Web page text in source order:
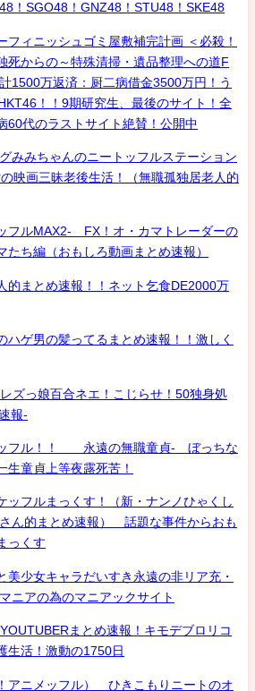
！SGO48！GNZ48！STU48！SKE48
フィニッシュゴミ屋敷補完計画 ＜必殺！
死からの～特殊清掃・遺品整理への道F
1500万返済：厨二病借金3500万円！う
！！9期研究生、最後のサイト！全
60代のラストサイト絶賛！公開中
みみちゃんのニートッフルステーション
映画三昧老後生活！（無職孤独居老人的
フルMAX2- FX！オ・カマトレーダーの
ち編（おもしろ動画まとめ速報）
的まとめ速報！！ネット乞食DE2000万
ハゲ男の髪ってるまとめ速報！！激しく
ズっ娘百合ネエ！こじらせ！50独身処
報-
ッフル！！ 永遠の無職童貞- ぼっちな
生童貞上等夜露死苦！
ッフルまっくす！（新・ナンノひゃくし
ん的まとめ速報） 話題な事件からおも
っくす
美少女キャラだいすき永遠の非リア充・
ニアの為のマニアックサイト
まとめ速報！キモデブロリコ
生活！激動の1750日
アニメッフル） ひきこもりニートのオ